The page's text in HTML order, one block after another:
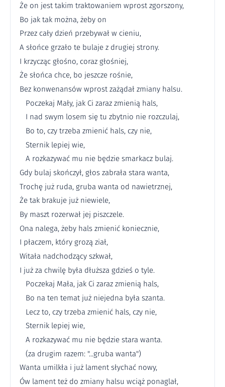
Że on jest takim traktowaniem wprost zgorszony,
Bo jak tak można, żeby on
Przez cały dzień przebywał w cieniu,
A słońce grzało te bulaje z drugiej strony.
I krzycząc głośno, coraz głośniej,
Że słońca chce, bo jeszcze rośnie,
Bez konwenansów wprost zażądał zmiany halsu.
Poczekaj Mały, jak Ci zaraz zmienią hals,
I nad swym losem się tu zbytnio nie rozczulaj,
Bo to, czy trzeba zmienić hals, czy nie,
Sternik lepiej wie,
A rozkazywać mu nie będzie smarkacz bulaj.
Gdy bulaj skończył, głos zabrała stara wanta,
Trochę już ruda, gruba wanta od nawietrznej,
Że tak brakuje już niewiele,
By maszt rozerwał jej piszczele.
Ona nalega, żeby hals zmienić koniecznie,
I płaczem, który grozą ział,
Witała nadchodzący szkwał,
I już za chwilę była dłuższa gdzieś o tyle.
Poczekaj Mała, jak Ci zaraz zmienią hals,
Bo na ten temat już niejedna była szanta.
Lecz to, czy trzeba zmienić hals, czy nie,
Sternik lepiej wie,
A rozkazywać mu nie będzie stara wanta.
(za drugim razem: "...gruba wanta")
Wanta umilkła i już lament słychać nowy,
Ów lament też do zmiany halsu wciąż ponaglał,